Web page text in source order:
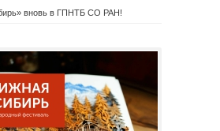
вновь в ГПНТБ СО РАН!